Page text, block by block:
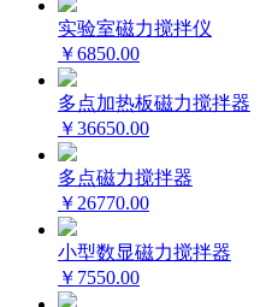
实验室磁力搅拌仪
￥6850.00
多点加热板磁力搅拌器
￥36650.00
多点磁力搅拌器
￥26770.00
小型数显磁力搅拌器
￥7550.00